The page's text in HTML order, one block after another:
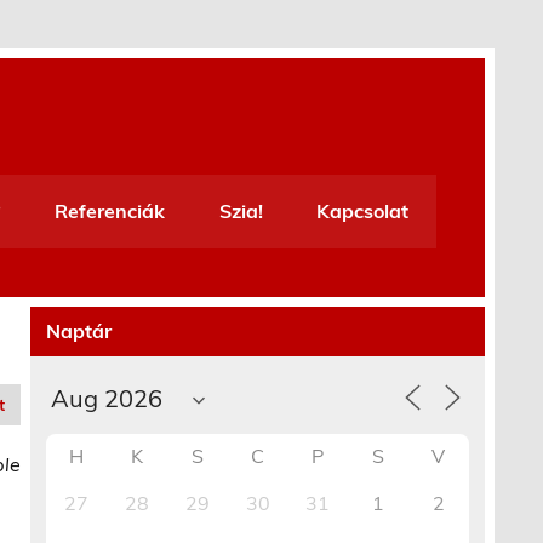
Referenciák Szia! Kapcsolat
Naptár
H K S C P S
V
27
28 29 30 31 1 2